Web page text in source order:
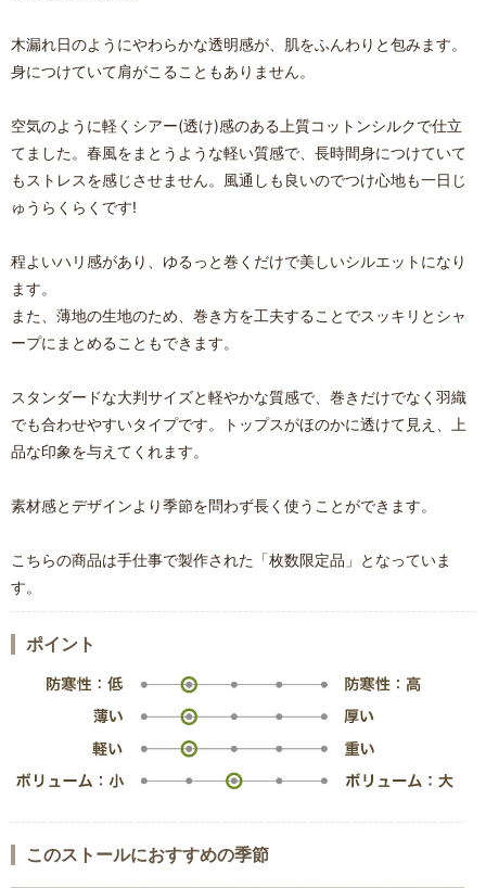
ポイント
このストールにおすすめの季節
木漏れ日のようにやわらかな透明感が、肌をふんわりと包みます。
身につけていて肩がこることもありません。
空気のように軽くシアー(透け)感のある上質コットンシルクで仕立
てました。春風をまとうような軽い質感で、長時間身につけていて
もストレスを感じさせません。風通しも良いのでつけ心地も一日じ
ゅうらくらくです!
程よいハリ感があり、ゆるっと巻くだけで美しいシルエットになり
ます。
また、薄地の生地のため、巻き方を工夫することでスッキリとシャ
ープにまとめることもできます。
スタンダードな大判サイズと軽やかな質感で、巻きだけでなく羽織
でも合わせやすいタイプです。トップスがほのかに透けて見え、上
品な印象を与えてくれます。
素材感とデザインより季節を問わず長く使うことができます。
こちらの商品は手仕事で製作された「枚数限定品」となっていま
す。